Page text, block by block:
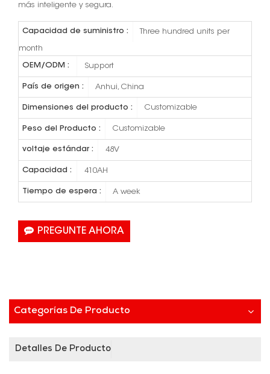
más inteligente y segura.
Capacidad de suministro : Three hundred units per
month
OEM/ODM : Support
País de origen : Anhui, China
Dimensiones del producto : Customizable
Peso del Producto : Customizable
voltaje estándar : 48V
Capacidad : 410AH
Tiempo de espera : A week
PREGUNTE AHORA
Categorías De Producto
Detalles De Producto